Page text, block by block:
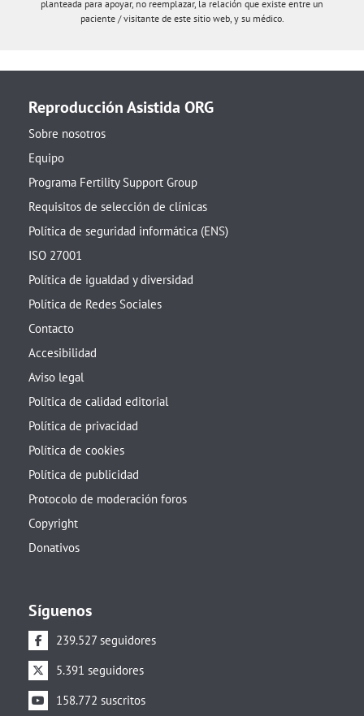
planteada para apoyar, no reemplazar, la relación que existe entre un
paciente / visitante de este sitio web, y su médico.
Reproducción Asistida ORG
Sobre nosotros
Equipo
Programa Fertility Support Group
Requisitos de selección de clínicas
Política de seguridad informática (ENS)
ISO 27001
Política de igualdad y diversidad
Política de Redes Sociales
Contacto
Accesibilidad
Aviso legal
Política de calidad editorial
Política de privacidad
Política de cookies
Política de publicidad
Protocolo de moderación foros
Copyright
Donativos
Síguenos
239.527 seguidores
5.391 seguidores
158.772 suscritos